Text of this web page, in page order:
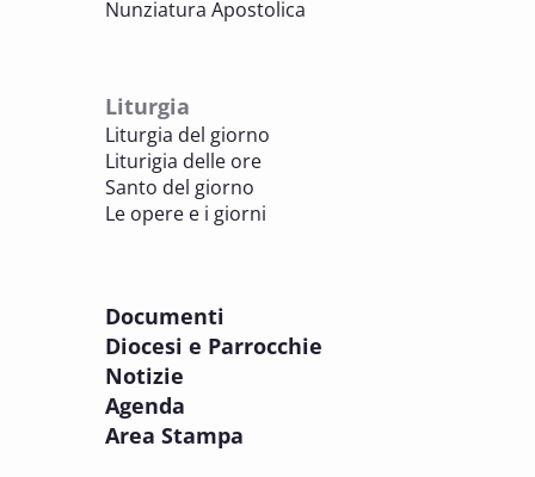
sezione Edilizia di culto
BENI CULTURALI E EDILIZIA DI CULTO
8 OTTOBRE 2025
Incontro online dei Direttori diocesani,
8 OTTOBRE 2025
Corso FC32.5 - Introduzione alla teologia
pastorale della salute
PASTORALE DELLA SALUTE
Nunziatura Apostolica
Liturgia
Liturgia del giorno
Liturigia delle ore
Santo del giorno
Le opere e i giorni
Documenti
Diocesi e Parrocchie
Notizie
Agenda
Area Stampa